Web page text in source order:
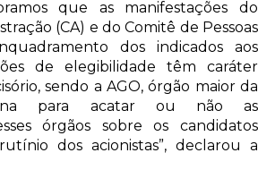
que as manifestações do
(CA) e do Comitê de Pessoas
dos indicados aos
de elegibilidade têm caráter
sendo a AGO, órgão maior da
para acatar ou não as
órgãos sobre os candidatos
dos acionistas”, declarou a